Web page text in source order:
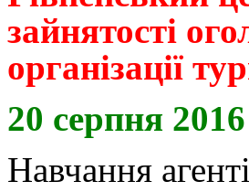
зайнятості
організації
20 серпня
Навчання